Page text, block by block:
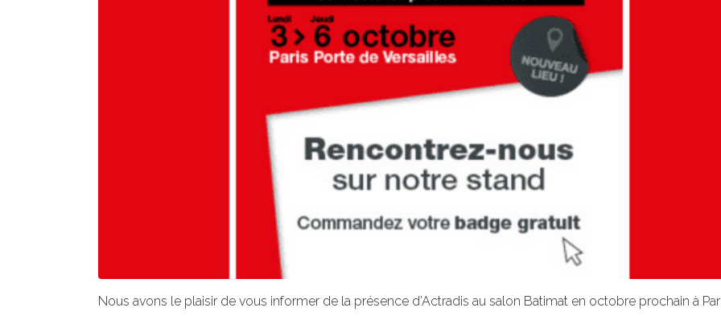
Nous avons le plaisir de vous informer de la présence d’Actradis au salon Batimat en octobre prochain à